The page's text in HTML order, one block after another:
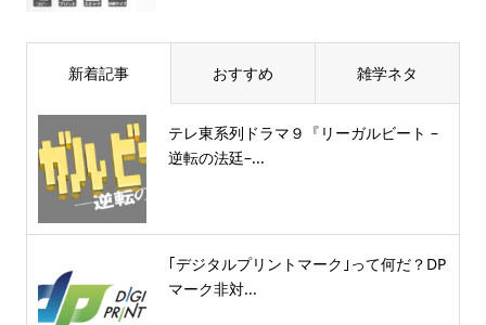
新着記事 おすすめ 雑学ネタ
テレ東系列ドラマ９『リーガルビート –
逆転の法廷–...
｢デジタルプリントマーク｣って何だ？DP
マーク非対...